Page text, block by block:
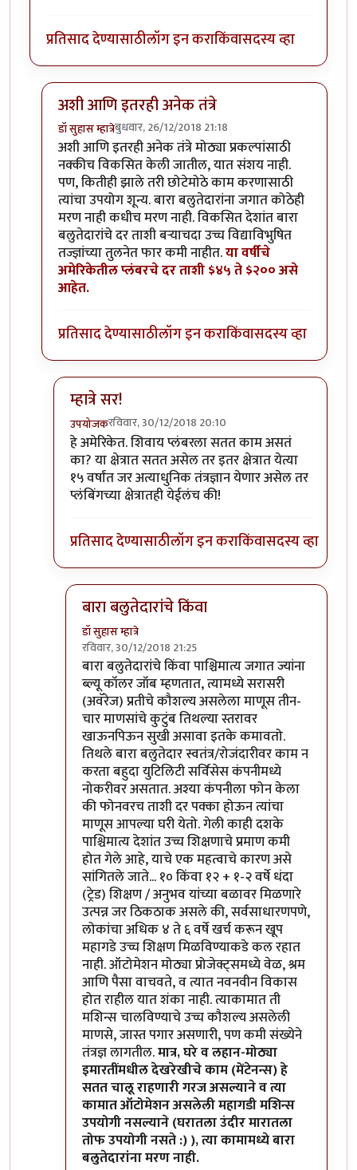
प्रतिसाद देण्यासाठीलॉग इन कराकिंवासदस्य व्हा
अशी आणि इतरही अनेक तंत्रे
डॉ सुहास म्हात्रेबुधवार, 26/12/2018 21:18
In reply toसध्या बांधकाम क्षेत्रातbyमार्मिक गोडसे
अशी आणि इतरही अनेक तंत्रे मोठ्या प्रकल्पांसाठी
नक्कीच विकसित केली जातील, यात संशय नाही.
पण, कितीही झाले तरी छोटेमोठे काम करणासाठी
त्यांचा उपयोग शून्य. बारा बलुतेदारांना जगात कोठेही
मरण नाही कधीच मरण नाही. विकसित देशांत बारा
बलुतेदारांचे दर ताशी बर्‍याचदा उच्च विद्याविभुषित
तज्ज्ञांच्या तुलनेत फार कमी नाहीत.या वर्षीचे
अमेरिकेतील प्लंबरचे दर ताशी $४५ ते $२०० असे
आहेत.
प्रतिसाद देण्यासाठीलॉग इन कराकिंवासदस्य व्हा
म्हात्रे सर!
उपयोजकरविवार, 30/12/2018 20:10
In reply toअशी आणि इतरही अनेक तंत्रेbyडॉ सुहास म्हात्रे
हे अमेरिकेत. शिवाय प्लंबरला सतत काम असतं
का? या क्षेत्रात सतत असेल तर इतर क्षेत्रात येत्या
१५ वर्षांत जर अत्याधुनिक तंत्रज्ञान येणार असेल तर
प्लंबिंगच्या क्षेत्रातही येईलंच की!
प्रतिसाद देण्यासाठीलॉग इन कराकिंवासदस्य व्हा
बारा बलुतेदारांचे किंवा
डॉ सुहास म्हात्रे
रविवार, 30/12/2018 21:25
In reply toम्हात्रे सर!byउपयोजक
बारा बलुतेदारांचे किंवा पाश्चिमात्य जगात ज्यांना
ब्ल्यू कॉलर जॉब म्हणतात, त्यामध्ये सरासरी
(अवॅरेज) प्रतीचे कौशल्य असलेला माणूस तीन-
चार माणसांचे कुटुंब तिथल्या स्तरावर
खाऊनपिऊन सुखी असावा इतके कमावतो.
तिथले बारा बलुतेदार स्वतंत्र/रोजंदारीवर काम न
करता बहुदा युटिलिटी सर्विसेस कंपनीमध्ये
नोकरीवर असतात. अश्या कंपनीला फोन केला
की फोनवरच ताशी दर पक्का होऊन त्यांचा
माणूस आपल्या घरी येतो. गेली काही दशके
पाश्चिमात्य देशांत उच्च शिक्षणाचे प्रमाण कमी
होत गेले आहे, याचे एक महत्वाचे कारण असे
सांगितले जाते... १० किंवा १२ + १-२ वर्षे धंदा
(ट्रेड) शिक्षण / अनुभव यांच्या बळावर मिळणारे
उत्पन्न जर ठिकठाक असले की, सर्वसाधारणपणे,
लोकांचा अधिक ४ ते ६ वर्षे खर्च करून खूप
महागडे उच्च शिक्षण मिळविण्याकडे कल रहात
नाही. ऑटोमेशन मोठ्या प्रोजेक्ट्समध्ये वेळ, श्रम
आणि पैसा वाचवते, व त्यात नवनवीन विकास
होत राहील यात शंका नाही. त्याकामात ती
मशिन्स चालविण्याचे उच्च कौशल्य असलेली
माणसे, जास्त पगार असणारी, पण कमी संख्येने
तंत्रज्ञ लागतील.मात्र, घरे व लहान-मोठ्या
इमारतींमधील देखरेखीचे काम (मेंटेनन्स) हे
सतत चालू राहणारी गरज असल्याने व त्या
कामात ऑटोमेशन असलेली महागडी मशिन्स
उपयोगी नसल्याने (घरातला उंदीर मारातला
तोफ उपयोगी नसते :) ), त्या कामामध्ये बारा
बलुतेदारांना मरण नाही.